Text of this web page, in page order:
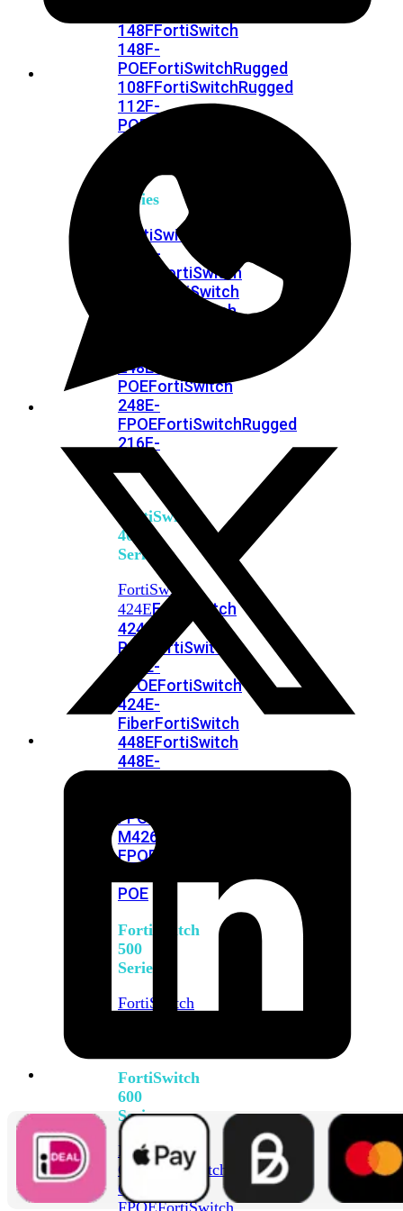
148FFortiSwitch
148F-
POEFortiSwitchRugged
108FFortiSwitchRugged
112F-
POE
Series
FortiSwitch
224D-
FortiSwitch
FortiSwitch
Fortiswitch
248E-
POEFortiSwitch
248E-
FPOEFortiSwitchRugged
216F-
FortiSwitch
400
Series
FortiSwitch
424EFortiSwitch
424E-
POE
FortiSwitch
424E-
FPOEFortiSwitch
424E-
FiberFortiSwitch
448EFortiSwitch
448E-
FPOE
M426E-
FPOE
POE
FortiSwitch
500
Series
FortiSwitch
FortiSwitch
600
Series
FortiSwitch
624F FortiSwitch
624F-
FPOEFortiSwitch